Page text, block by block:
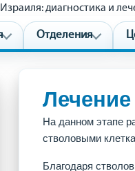
диагностика и
Отделения
На данном этапе
стволовыми
Благодаря